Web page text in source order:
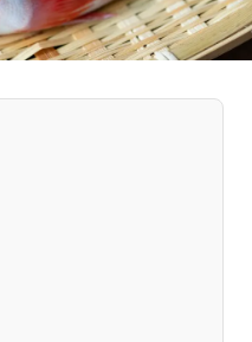
兵庫エリア
和歌山エリア